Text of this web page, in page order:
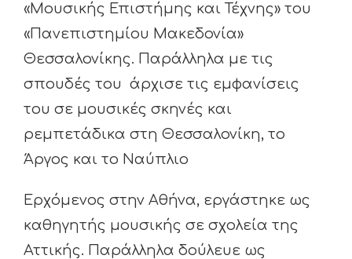
«Μουσικής Επιστήμης και Τέχνης» του
«Πανεπιστημίου Μακεδονία»
Θεσσαλονίκης. Παράλληλα με τις
σπουδές του άρχισε τις εμφανίσεις
του σε μουσικές σκηνές και
ρεμπετάδικα στη Θεσσαλονίκη, το
Άργος και το Ναύπλιο
Ερχόμενος στην Αθήνα, εργάστηκε ως
καθηγητής μουσικής σε σχολεία της
Αττικής. Παράλληλα δούλευε ως